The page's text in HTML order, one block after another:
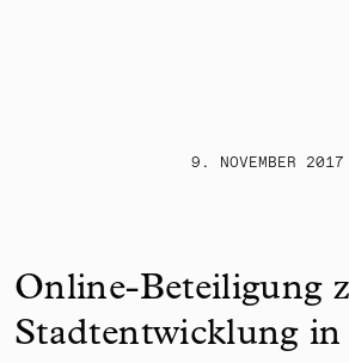
9. NOVEMBER 2017
Online-Beteiligung
Stadtentwicklung